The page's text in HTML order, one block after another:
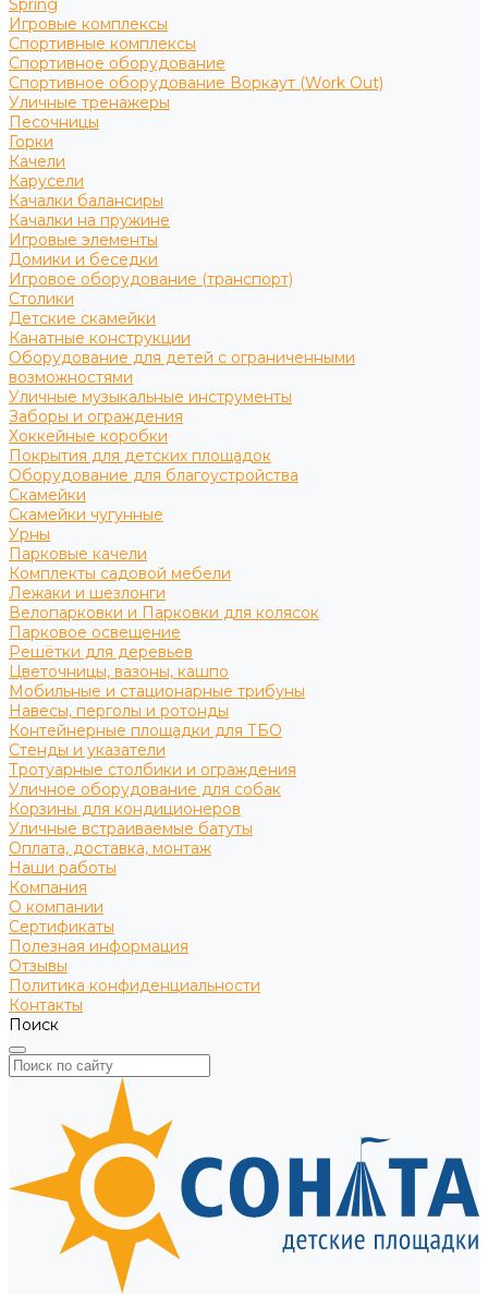
Spring
Игровые комплексы
Спортивные комплексы
Спортивное оборудование
Спортивное оборудование Воркаут (Work Out)
Уличные тренажеры
Песочницы
Горки
Качели
Карусели
Качалки балансиры
Качалки на пружине
Игровые элементы
Домики и беседки
Игровое оборудование (транспорт)
Столики
Детские скамейки
Канатные конструкции
Оборудование для детей с ограниченными
возможностями
Уличные музыкальные инструменты
Заборы и ограждения
Хоккейные коробки
Покрытия для детских площадок
Оборудование для благоустройства
Скамейки
Скамейки чугунные
Урны
Парковые качели
Комплекты садовой мебели
Лежаки и шезлонги
Велопарковки и Парковки для колясок
Парковое освещение
Решётки для деревьев
Цветочницы, вазоны, кашпо
Мобильные и стационарные трибуны
Навесы, перголы и ротонды
Контейнерные площадки для ТБО
Стенды и указатели
Тротуарные столбики и ограждения
Уличное оборудование для собак
Корзины для кондиционеров
Уличные встраиваемые батуты
Оплата, доставка, монтаж
Наши работы
Компания
О компании
Сертификаты
Полезная информация
Отзывы
Политика конфиденциальности
Контакты
Поиск